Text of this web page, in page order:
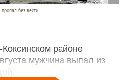
без вести
Коксинском районе
мужчина выпал из